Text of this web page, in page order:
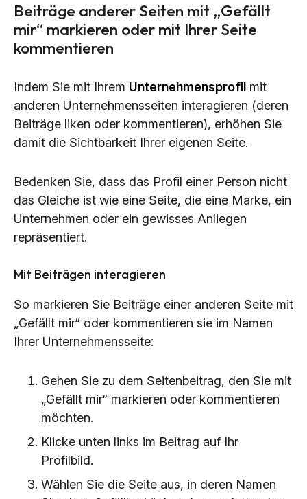
Beiträge anderer Seiten mit „Gefällt
mir“ markieren oder mit Ihrer Seite
kommentieren
Indem Sie mit Ihrem Unternehmensprofil mit
anderen Unternehmensseiten interagieren (deren
Beiträge liken oder kommentieren), erhöhen Sie
damit die Sichtbarkeit Ihrer eigenen Seite.
Bedenken Sie, dass das Profil einer Person nicht
das Gleiche ist wie eine Seite, die eine Marke, ein
Unternehmen oder ein gewisses Anliegen
repräsentiert.
Mit Beiträgen interagieren
So markieren Sie Beiträge einer anderen Seite mit
„Gefällt mir“ oder kommentieren sie im Namen
Ihrer Unternehmensseite:
Gehen Sie zu dem Seitenbeitrag, den Sie mit
„Gefällt mir“ markieren oder kommentieren
möchten.
Klicke unten links im Beitrag auf Ihr
Profilbild.
Wählen Sie die Seite aus, in deren Namen